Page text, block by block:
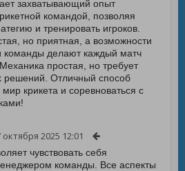
захватывающий опыт
командой, позволяя
и тренировать игроков.
но приятная, а возможности
команды делают каждый матч
простая, но требует
решений. Отличный способ
мир крикета и соревноваться с
октября 2025 12:01
чувствовать себя
команды. Все аспекты